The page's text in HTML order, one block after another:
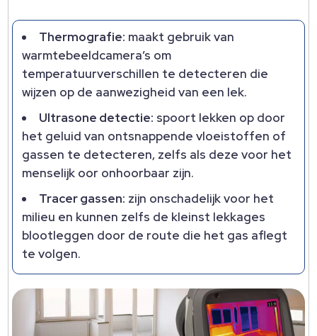
Thermografie: maakt gebruik van
warmtebeeldcamera’s om
temperatuurverschillen te detecteren die
wijzen op de aanwezigheid van een lek.
Ultrasone detectie: spoort lekken op door
het geluid van ontsnappende vloeistoffen of
gassen te detecteren, zelfs als deze voor het
menselijk oor onhoorbaar zijn.
Tracer gassen: zijn onschadelijk voor het
milieu en kunnen zelfs de kleinst lekkages
blootleggen door de route die het gas aflegt
te volgen.